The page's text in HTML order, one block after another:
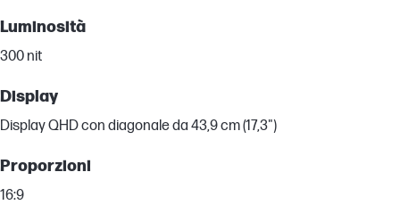
Luminosità
300 nit
Display
Display QHD con diagonale da 43,9 cm (17,3")
Proporzioni
16:9